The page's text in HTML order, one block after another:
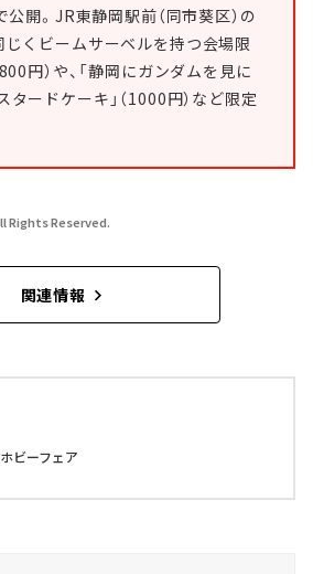
開。JR東静岡駅前（同市葵区）の
じくビームサーベルを持つ会場限
円）や、「静岡にガンダムを見に
ードケーキ」（1000円）など限定
Rights Reserved.
関連情報
ビーフェア